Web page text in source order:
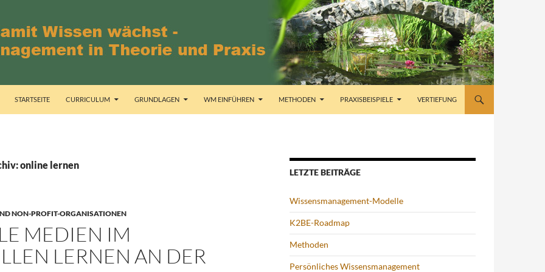
STARTSEITE CURRICULUM GRUNDLAGEN WM EINFÜHREN METHODEN PRAXISBEISPIELE VERTIEFUNG
online lernen
NON-PROFIT-ORGANISATIONEN
MEDIEN IM
LERNEN AN DER
LETZTE BEITRÄGE
Wissensmanagement-Modelle
K2BE-Roadmap
Methoden
Persönliches Wissensmanagement